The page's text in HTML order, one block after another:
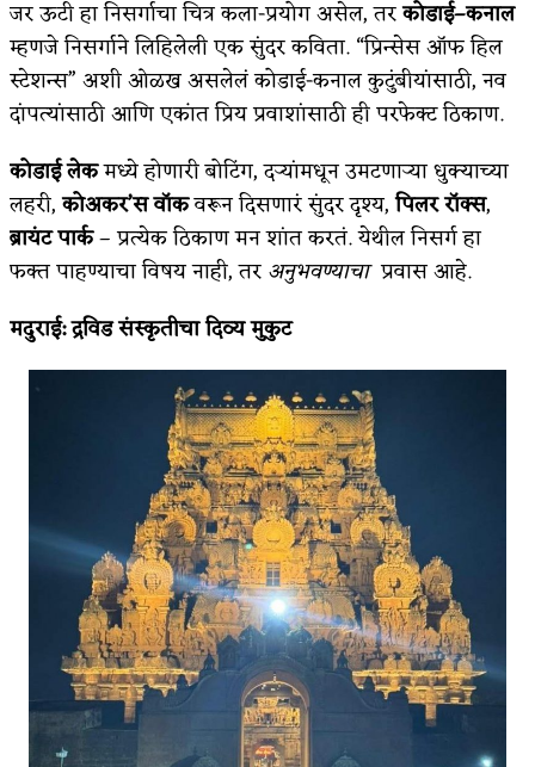
जर ऊटी हा निसर्गाचा चित्र कला-प्रयोग असेल, तरकोडाई–कनाल
म्हणजे निसर्गाने लिहिलेली एक सुंदर कविता. “प्रिन्सेस ऑफ हिल
स्टेशन्स” अशी ओळख असलेलं कोडाई-कनाल कुटुंबीयांसाठी, नव
दांपत्यांसाठी आणि एकांत प्रिय प्रवाशांसाठी ही परफेक्ट ठिकाण.
कोडाई लेकमध्ये होणारी बोटिंग, दऱ्यांमधून उमटणाऱ्या धुक्याच्या
लहरी,कोअकर’स वॉकवरून दिसणारं सुंदर दृश्य,पिलर रॉक्स,
ब्रायंट पार्क– प्रत्येक ठिकाण मन शांत करतं. येथील निसर्ग हा
फक्त पाहण्याचा विषय नाही, तरअनुभवण्याचाप्रवास आहे.
मदुराई:द्रविड संस्कृतीचा दिव्य मुकुट